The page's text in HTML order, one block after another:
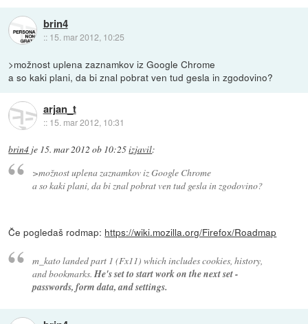
brin4
:: 15. mar 2012, 10:25
>možnost uplena zaznamkov iz Google Chrome
a so kaki plani, da bi znal pobrat ven tud gesla in zgodovino?
arjan_t
:: 15. mar 2012, 10:31
brin4 je 15. mar 2012 ob 10:25izjavil:
>možnost uplena zaznamkov iz Google Chrome
a so kaki plani, da bi znal pobrat ven tud gesla in zgodovino?
Če pogledaš rodmap: https://wiki.mozilla.org/Firefox/Roadmap
m_kato landed part 1 (Fx11) which includes cookies, history,
and bookmarks. He's set to start work on the next set -
passwords, form data, and settings.